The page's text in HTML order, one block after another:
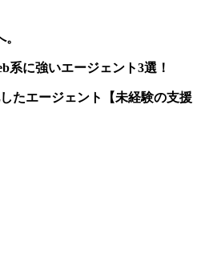
系に強いエージェント3選！
たエージェント【未経験の支援